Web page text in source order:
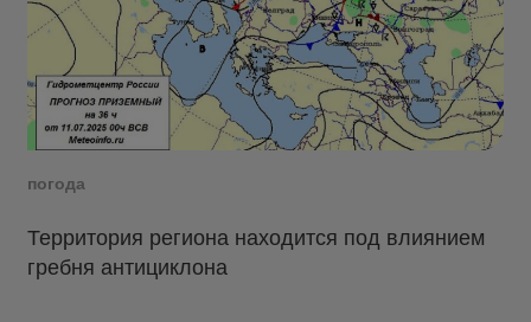
погода
Территория региона находится под влиянием
гребня антициклона